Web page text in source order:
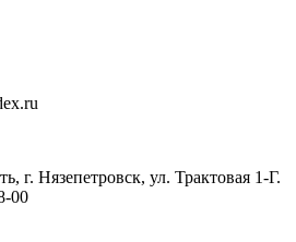
г. Нязепетровск, ул. Трактовая 1-Г.
00